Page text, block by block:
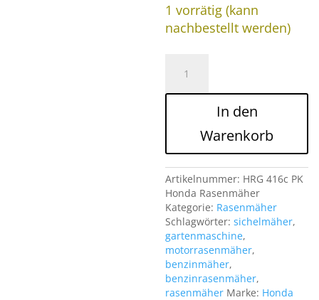
1 vorrätig (kann
nachbestellt werden)
416c-
RasenmäherIn den
Warenkorb
Artikelnummer: HRG 416c PK
Honda Rasenmäher
Kategorie: Rasenmäher
Schlagwörter:sichelmäher,
gartenmaschine,
motorrasenmäher,
benzinmäher,
benzinrasenmäher,
rasenmäher Marke: Honda